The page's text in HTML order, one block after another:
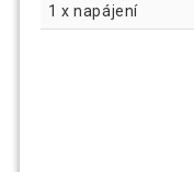
1 x napájení